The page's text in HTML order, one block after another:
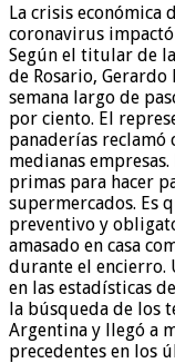
La crisis económica
coronavirus
Según el titular de
de Rosario,
semana largo de
por ciento. El
panaderías reclamó
medianas
primas para hacer
supermercados. Es
preventivo y
amasado en casa
durante el encierro.
en las estadísticas
la búsqueda de los
Argentina y llegó a
precedentes en los